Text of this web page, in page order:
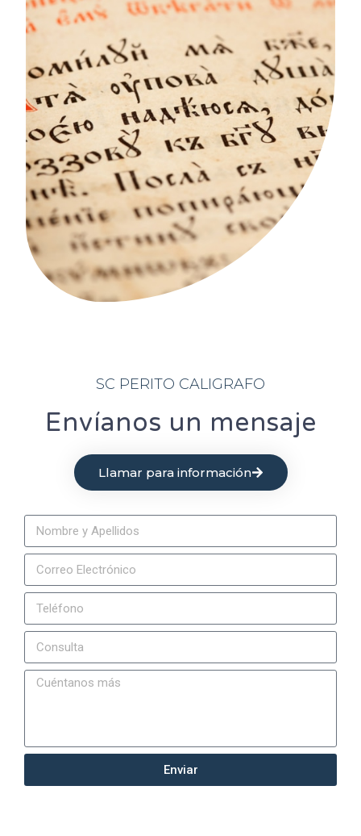
SC PERITO CALIGRAFO
Envíanos un mensaje
Llamar para información
Enviar